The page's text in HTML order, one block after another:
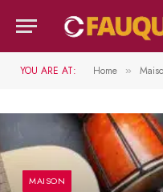
YOU ARE AT: Home »
MAISON